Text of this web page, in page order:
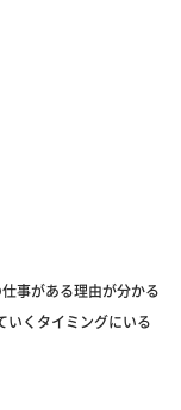
事がある理由が分かる
いくタイミングにいる